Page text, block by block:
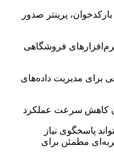
پرینتر صدور
فروشگاهی
برای مدیریت داده‌های
کاهش سرعت عملکرد
پاسخگوی نیاز
مطمئن برای